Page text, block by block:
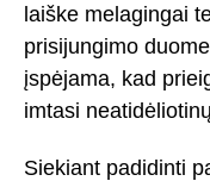
laiške melagingai
prisijungimo
įspėjama, kad
imtasi
Siekiant padidinti